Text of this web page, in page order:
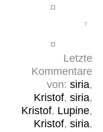
Letzte
Kommentare
von: siria,
Kristof, siria,
Kristof, Lupine,
Kristof, siria,